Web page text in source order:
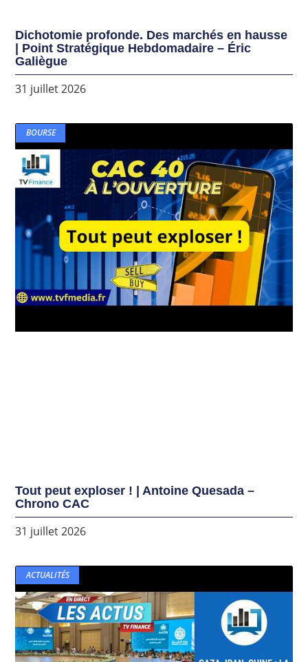
Dichotomie profonde. Des marchés en hausse
| Point Stratégique Hebdomadaire – Éric
Galiègue
31 juillet 2026
BOURSE
Tout peut exploser ! | Antoine Quesada –
Chrono CAC
31 juillet 2026
ACTUALITÉS